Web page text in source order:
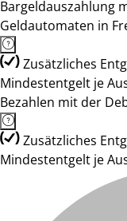
Bargeldauszahlung
Geldautomaten in
Zusätzliches
Mindestentgelt je
Bezahlen mit der
Zusätzliches
Mindestentgelt je